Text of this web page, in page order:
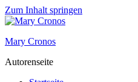
Zum Inhalt springen
Mary Cronos
Autorenseite